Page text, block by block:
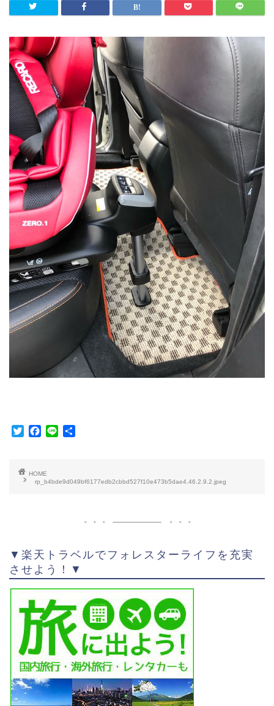
T
t
t
F
b
HOME
rp_b4bde9d049bf6177edb2cbbd527f10e473b5dae4.46.2.9.2.jpeg
▼楽天トラベルでフォレスターライフを充実
させよう！▼